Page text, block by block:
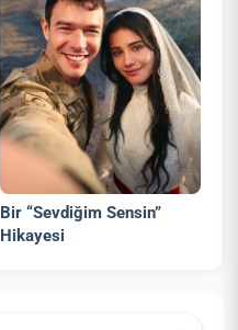
Bir “Sevdiğim Sensin”
Hikayesi